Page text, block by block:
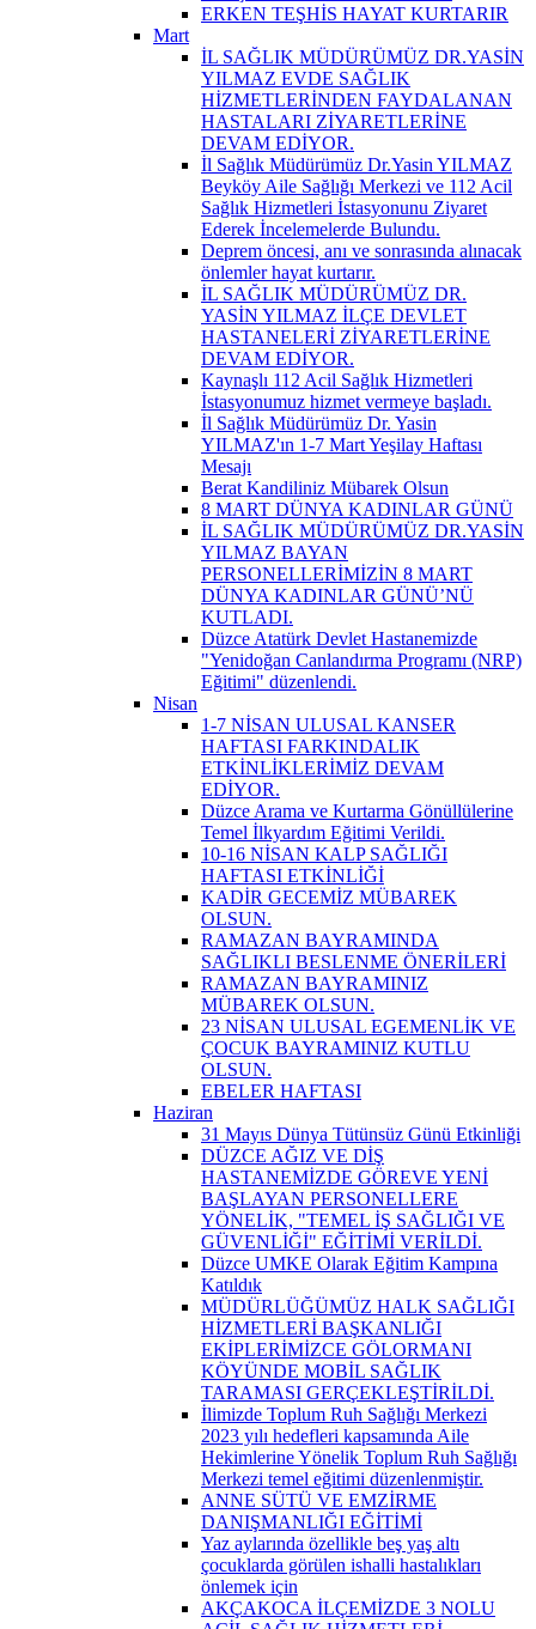
ERKEN TEŞHİS HAYAT KURTARIR
Mart
İL SAĞLIK MÜDÜRÜMÜZ DR.YASİN
YILMAZ EVDE SAĞLIK
HİZMETLERİNDEN FAYDALANAN
HASTALARI ZİYARETLERİNE
DEVAM EDİYOR.
İl Sağlık Müdürümüz Dr.Yasin YILMAZ
Beyköy Aile Sağlığı Merkezi ve 112 Acil
Sağlık Hizmetleri İstasyonunu Ziyaret
Ederek İncelemelerde Bulundu.
Deprem öncesi, anı ve sonrasında alınacak
önlemler hayat kurtarır.
İL SAĞLIK MÜDÜRÜMÜZ DR.
YASİN YILMAZ İLÇE DEVLET
HASTANELERİ ZİYARETLERİNE
DEVAM EDİYOR.
Kaynaşlı 112 Acil Sağlık Hizmetleri
İstasyonumuz hizmet vermeye başladı.
İl Sağlık Müdürümüz Dr. Yasin
YILMAZ'ın 1-7 Mart Yeşilay Haftası
Mesajı
Berat Kandiliniz Mübarek Olsun
8 MART DÜNYA KADINLAR GÜNÜ
İL SAĞLIK MÜDÜRÜMÜZ DR.YASİN
YILMAZ BAYAN
PERSONELLERİMİZİN 8 MART
DÜNYA KADINLAR GÜNÜ’NÜ
KUTLADI.
Düzce Atatürk Devlet Hastanemizde
"Yenidoğan Canlandırma Programı (NRP)
Eğitimi" düzenlendi.
Nisan
1-7 NİSAN ULUSAL KANSER
HAFTASI FARKINDALIK
ETKİNLİKLERİMİZ DEVAM
EDİYOR.
Düzce Arama ve Kurtarma Gönüllülerine
Temel İlkyardım Eğitimi Verildi.
10-16 NİSAN KALP SAĞLIĞI
HAFTASI ETKİNLİĞİ
KADİR GECEMİZ MÜBAREK
OLSUN.
RAMAZAN BAYRAMINDA
SAĞLIKLI BESLENME ÖNERİLERİ
RAMAZAN BAYRAMINIZ
MÜBAREK OLSUN.
23 NİSAN ULUSAL EGEMENLİK VE
ÇOCUK BAYRAMINIZ KUTLU
OLSUN.
EBELER HAFTASI
Haziran
31 Mayıs Dünya Tütünsüz Günü Etkinliği
DÜZCE AĞIZ VE DİŞ
HASTANEMİZDE GÖREVE YENİ
BAŞLAYAN PERSONELLERE
YÖNELİK, "TEMEL İŞ SAĞLIĞI VE
GÜVENLİĞİ" EĞİTİMİ VERİLDİ.
Düzce UMKE Olarak Eğitim Kampına
Katıldık
MÜDÜRLÜĞÜMÜZ HALK SAĞLIĞI
HİZMETLERİ BAŞKANLIĞI
EKİPLERİMİZCE GÖLORMANI
KÖYÜNDE MOBİL SAĞLIK
TARAMASI GERÇEKLEŞTİRİLDİ.
İlimizde Toplum Ruh Sağlığı Merkezi
2023 yılı hedefleri kapsamında Aile
Hekimlerine Yönelik Toplum Ruh Sağlığı
Merkezi temel eğitimi düzenlenmiştir.
ANNE SÜTÜ VE EMZİRME
DANIŞMANLIĞI EĞİTİMİ
Yaz aylarında özellikle beş yaş altı
çocuklarda görülen ishalli hastalıkları
önlemek için
AKÇAKOCA İLÇEMİZDE 3 NOLU